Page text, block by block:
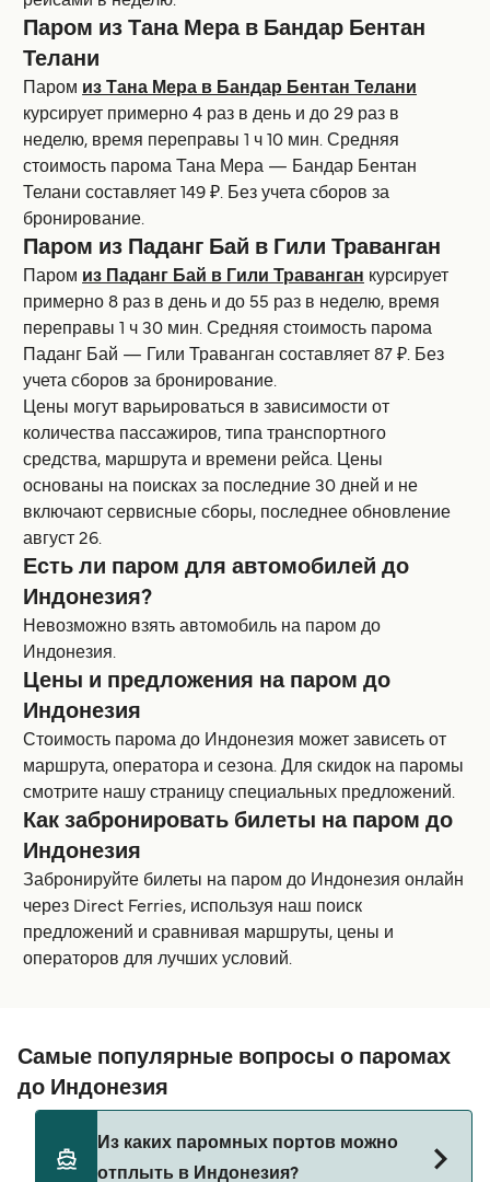
Паром из Тана Мера в Бандар Бентан
Телани
Паром из Тана Мера в Бандар Бентан Телани
курсирует примерно 4 раз в день и до 29 раз в
неделю, время переправы 1 ч 10 мин. Средняя
стоимость парома Тана Мера — Бандар Бентан
Телани составляет 149 ₽. Без учета сборов за
бронирование.
Паром из Паданг Бай в Гили Траванган
Паром из Паданг Бай в Гили Траванган курсирует
примерно 8 раз в день и до 55 раз в неделю, время
переправы 1 ч 30 мин. Средняя стоимость парома
Паданг Бай — Гили Траванган составляет 87 ₽. Без
учета сборов за бронирование.
Цены могут варьироваться в зависимости от
количества пассажиров, типа транспортного
средства, маршрута и времени рейса. Цены
основаны на поисках за последние 30 дней и не
включают сервисные сборы, последнее обновление
август 26.
Есть ли паром для автомобилей до
Индонезия?
Невозможно взять автомобиль на паром до
Индонезия.
Цены и предложения на паром до
Индонезия
Стоимость парома до Индонезия может зависеть от
маршрута, оператора и сезона. Для скидок на паромы
смотрите нашу страницу специальных предложений.
Как забронировать билеты на паром до
Индонезия
Забронируйте билеты на паром до Индонезия онлайн
через Direct Ferries, используя наш поиск
предложений и сравнивая маршруты, цены и
операторов для лучших условий.
Самые популярные вопросы о паромах
до Индонезия
Из каких паромных портов можно
отплыть в Индонезия?